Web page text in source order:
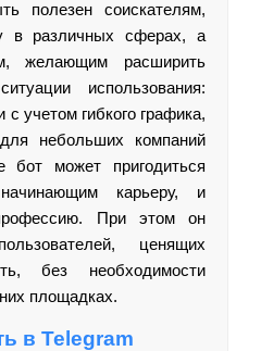
полезен соискателям,
в различных сферах, а
желающим расширить
использования:
учетом гибкого графика,
небольших компаний
бот может пригодиться
карьеру, и
При этом он
ценящих
без необходимости
площадках.
в Telegram